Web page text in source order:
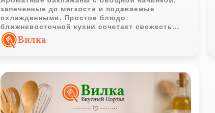
запеченные до мягкости и подаваемые
охлажденными. Простое блюдо
ближневосточной кухни сочетает свежесть
овощей и насыщенный вкус оливкового масла.
Вилка